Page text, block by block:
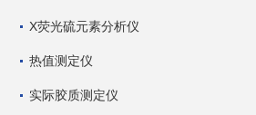
X荧光硫元素分析仪
热值测定仪
实际胶质测定仪